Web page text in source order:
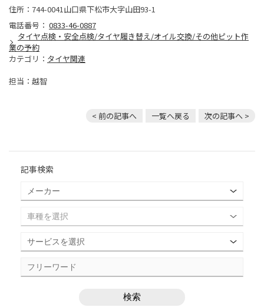
住所：744-0041山口県下松市大字山田93-1
電話番号： 0833-46-0887
タイヤ点検・安全点検/タイヤ履き替え/オイル交換/その他ピット作
業の予約
カテゴリ： タイヤ関連
担当：越智
< 前の記事へ 一覧へ戻る 次の記事へ >
記事検索